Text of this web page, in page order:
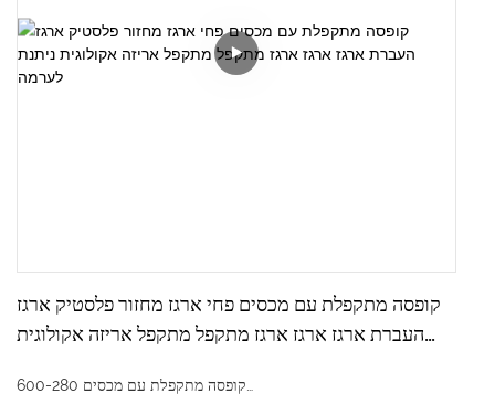
קופסה מתקפלת עם מכסים פחי ארגז מחזור פלסטיק ארגז
העברת ארגז ארגז ארגז מתקפל מתקפל אריזה אקולוגית
600-280 קופסה מתקפלת עם מכסים